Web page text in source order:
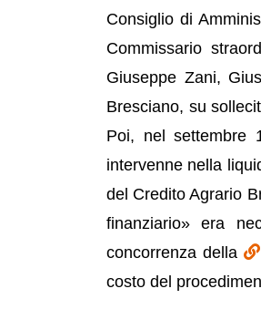
Consiglio di
Commissario
Giuseppe Zani,
Bresciano, su
Poi, nel settembre
intervenne nella
del Credito Agrario
finanziario» era
concorrenza della
costo del